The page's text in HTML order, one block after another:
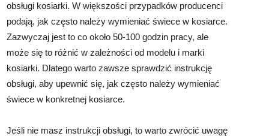
obsługi kosiarki. W większości przypadków producenci
podają, jak często należy wymieniać świece w kosiarce.
Zazwyczaj jest to co około 50-100 godzin pracy, ale
może się to różnić w zależności od modelu i marki
kosiarki. Dlatego warto zawsze sprawdzić instrukcję
obsługi, aby upewnić się, jak często należy wymieniać
świece w konkretnej kosiarce.
Jeśli nie masz instrukcji obsługi, to warto zwrócić uwagę